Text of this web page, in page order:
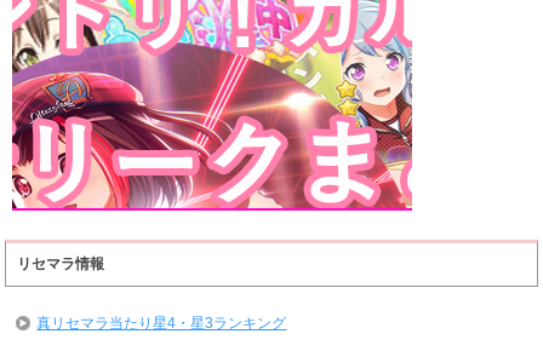
リセマラ情報
真リセマラ当たり星4・星3ランキング